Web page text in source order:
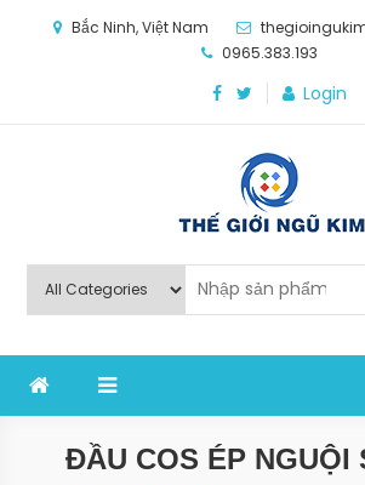
Bắc Ninh, Việt Nam
0965.383.193
Login
Thế Giới Ngũ Kim
nghiệp sản xuất
ĐẦU COS ÉP NGUỘI